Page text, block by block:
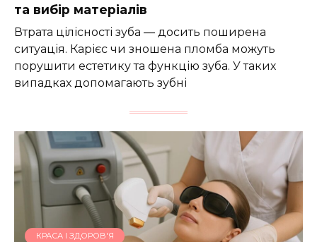
та вибір матеріалів
Втрата цілісності зуба — досить поширена
ситуація. Карієс чи зношена пломба можуть
порушити естетику та функцію зуба. У таких
випадках допомагають зубні
КРАСА І ЗДОРОВ'Я